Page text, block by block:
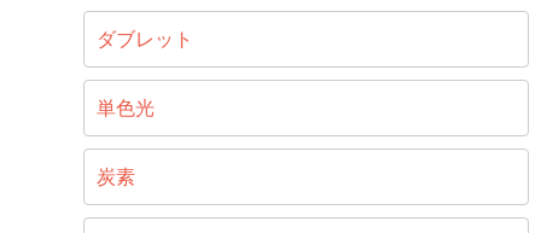
ダブレット
単色光
炭素